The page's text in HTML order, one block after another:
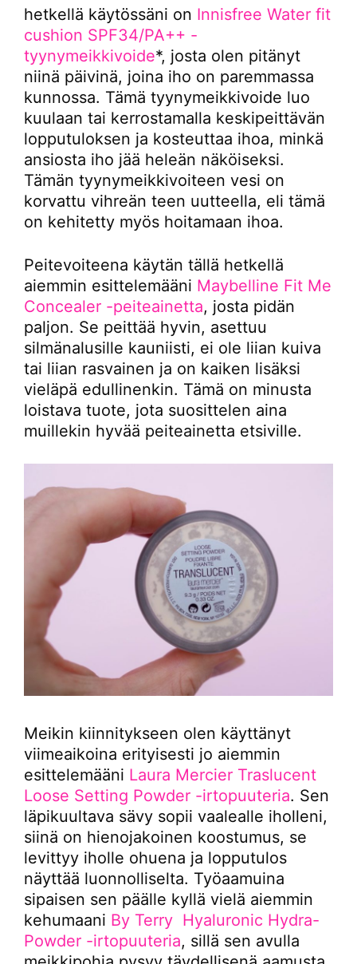
hetkellä käytössäni on Innisfree Water fit
cushion SPF34/PA++ -
tyynymeikkivoide*, josta olen pitänyt
niinä päivinä, joina iho on paremmassa
kunnossa. Tämä tyynymeikkivoide luo
kuulaan tai kerrostamalla keskipeittävän
lopputuloksen ja kosteuttaa ihoa, minkä
ansiosta iho jää heleän näköiseksi.
Tämän tyynymeikkivoiteen vesi on
korvattu vihreän teen uutteella, eli tämä
on kehitetty myös hoitamaan ihoa.
Peitevoiteena käytän tällä hetkellä
aiemmin esittelemääni Maybelline Fit Me
Concealer -peiteainetta, josta pidän
paljon. Se peittää hyvin, asettuu
silmänalusille kauniisti, ei ole liian kuiva
tai liian rasvainen ja on kaiken lisäksi
vieläpä edullinenkin. Tämä on minusta
loistava tuote, jota suosittelen aina
muillekin hyvää peiteainetta etsiville.
Meikin kiinnitykseen olen käyttänyt
viimeaikoina erityisesti jo aiemmin
esittelemääni Laura Mercier Traslucent
Loose Setting Powder -irtopuuteria. Sen
läpikuultava sävy sopii vaalealle iholleni,
siinä on hienojakoinen koostumus, se
levittyy iholle ohuena ja lopputulos
näyttää luonnolliselta. Työaamuina
sipaisen sen päälle kyllä vielä aiemmin
kehumaani By Terry Hyaluronic Hydra-
Powder -irtopuuteria, sillä sen avulla